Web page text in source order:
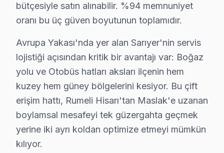
Rumelihisarı Mahallesi, genellikle üst gelir
Rumelikavağı, genelde sakin bir yaşam arayan
Tarabya'da Skyworth TV Servisi
Tarabya Mahallesi, sosyal yaşamı ve doğal
Uskumruköy'de Skyworth TV Servisi
Uskumruköy, yerleşik sakinleri ile doğa ile iç içe bir
bütçesiyle satın alınabilir. %94 memnuniyet
oranı bu üç güven boyutunun toplamıdır.
Avrupa Yakası'nda yer alan Sarıyer'nin servis
lojistiği açısından kritik bir avantajı var: Boğaz
yolu ve Otobüs hatları aksları ilçenin hem
kuzey hem güney bölgelerini kesiyor. Bu çift
erişim hattı, Rumeli Hisarı'tan Maslak'e uzanan
boylamsal mesafeyi tek güzergahta geçmek
yerine iki ayrı koldan optimize etmeyi mümkün
kılıyor.